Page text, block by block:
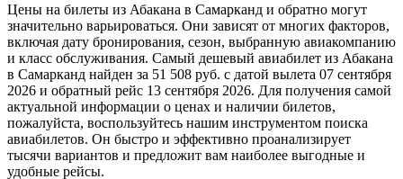
Цены на билеты из Абакана в Самарканд и обратно могут
значительно варьироваться. Они зависят от многих факторов,
включая дату бронирования, сезон, выбранную авиакомпанию
и класс обслуживания. Самый дешевый авиабилет из Абакана
в Самарканд найден за 51 508 руб. с датой вылета 07 сентября
2026 и обратный рейс 13 сентября 2026. Для получения самой
актуальной информации о ценах и наличии билетов,
пожалуйста, воспользуйтесь нашим инструментом поиска
авиабилетов. Он быстро и эффективно проанализирует
тысячи вариантов и предложит вам наиболее выгодные и
удобные рейсы.